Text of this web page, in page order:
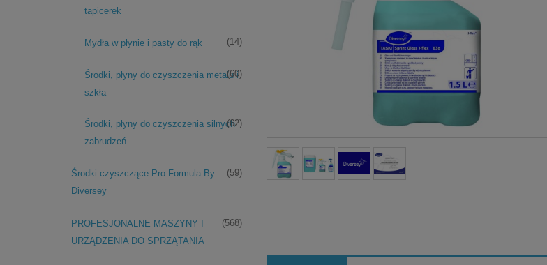
tapicerek
Mydła w płynie i pasty do rąk (14)
Środki, płyny do czyszczenia metalu i
szkła
(60)
Środki, płyny do czyszczenia silnych
zabrudzeń
(62)
Środki czyszczące Pro Formula By
Diversey
(59)
PROFESJONALNE MASZYNY I
URZĄDZENIA DO SPRZĄTANIA
(568)